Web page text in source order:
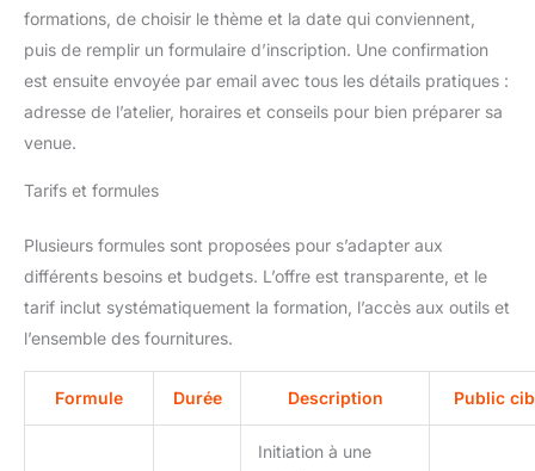
formations, de choisir le thème et la date qui conviennent,
puis de remplir un formulaire d’inscription. Une confirmation
est ensuite envoyée par email avec tous les détails pratiques :
adresse de l’atelier, horaires et conseils pour bien préparer sa
venue.
Tarifs et formules
Plusieurs formules sont proposées pour s’adapter aux
différents besoins et budgets. L’offre est transparente, et le
tarif inclut systématiquement la formation, l’accès aux outils et
l’ensemble des fournitures.
Formule Durée Description Public
Initiation à une